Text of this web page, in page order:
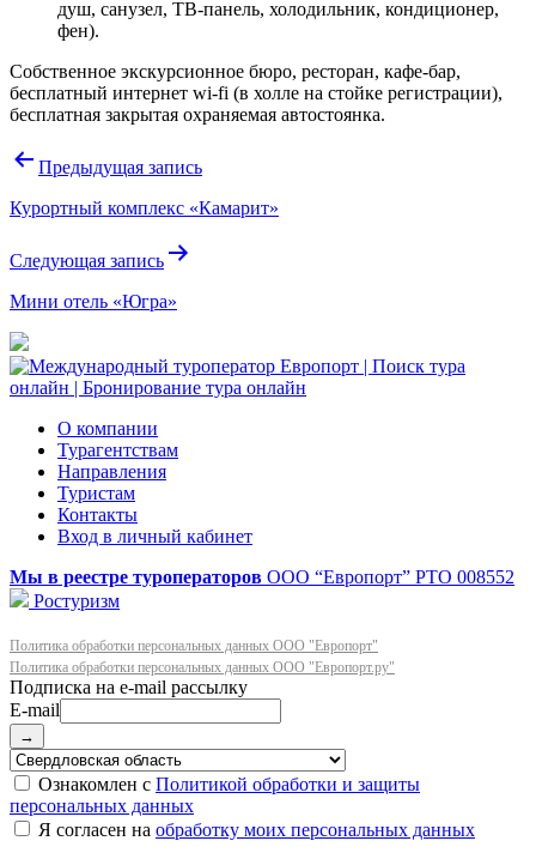
душ, санузел, ТВ-панель, холодильник, кондиционер,
фен).
Собственное экскурсионное бюро, ресторан, кафе-бар,
бесплатный интернет wi-fi (в холле на стойке регистрации),
бесплатная закрытая охраняемая автостоянка.
Навигация
записям
Предыдущая запись
Курортный комплекс «Камарит»
Следующая запись
Мини отель «Югра»
О компании
Турагентствам
Направления
Туристам
Контакты
Вход в личный кабинет
Мы в реестре туроператоров ООО “Европорт” РТО 008552
Ростуризм
Политика обработки персональных данных ООО "Европорт"
Политика обработки персональных данных ООО "Европорт.ру"
E-mail
→
Ознакомлен с Политикой обработки и защиты
персональных данных
Я согласен на обработку моих персональных данных